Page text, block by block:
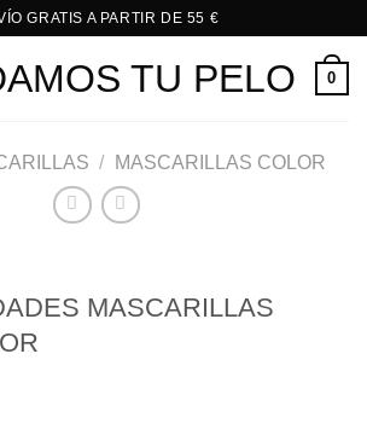
GRATIS A PARTIR DE 55 €
0
/ MASCARILLAS COLOR
MASCARILLAS